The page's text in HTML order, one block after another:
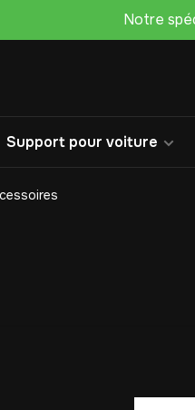
Notre
Support pour voiture